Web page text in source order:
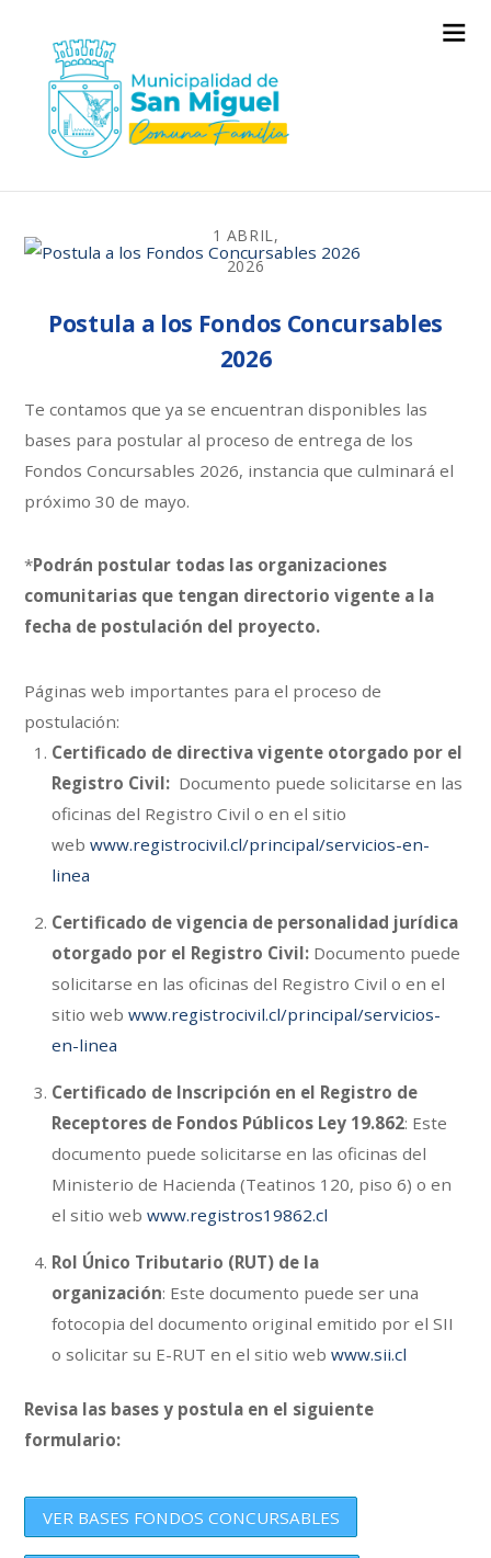
1 ABRIL,
2026
Postula a los Fondos Concursables
2026
Te contamos que ya se encuentran disponibles las
bases para postular al proceso de entrega de los
Fondos Concursables 2026, instancia que culminará el
próximo 30 de mayo.
*Podrán postular todas las organizaciones
comunitarias que tengan directorio vigente a la
fecha de postulación del proyecto.
Páginas web importantes para el proceso de
postulación:
Certificado de directiva vigente otorgado por el
Registro Civil:Documento puede solicitarse en las
oficinas del Registro Civil o en el sitio
web www.registrocivil.cl/principal/servicios-en-
linea
Certificado de vigencia de personalidad jurídica
otorgado por el Registro Civil:Documento puede
solicitarse en las oficinas del Registro Civil o en el
sitio web www.registrocivil.cl/principal/servicios-
en-linea
Certificado de Inscripción en el Registro de
Receptores de Fondos Públicos Ley 19.862: Este
documento puede solicitarse en las oficinas del
Ministerio de Hacienda (Teatinos 120, piso 6) o en
el sitio web www.registros19862.cl
Rol Único Tributario (RUT) de la
organización: Este documento puede ser una
fotocopia del documento original emitido por el SII
o solicitar su E-RUT en el sitio web www.sii.cl
Revisa las bases y postula en el siguiente
formulario:
VER BASES FONDOS CONCURSABLES